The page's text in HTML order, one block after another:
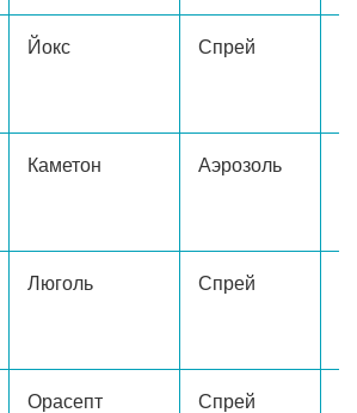
Йокс Спрей
Каметон Аэрозоль
Люголь Спрей
Орасепт Спрей